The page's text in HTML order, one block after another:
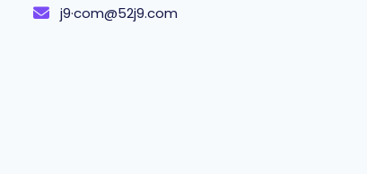
j9·com@52j9.com